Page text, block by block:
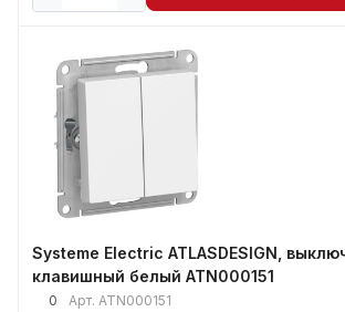
Systeme Electric ATLASDESIGN,
клавишный белый ATN000151
0 Арт. ATN000151